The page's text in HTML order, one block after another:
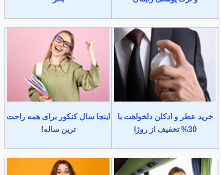
خرید عطر و ادکلن دلخواهت با
30% تخفیف از روژا
اینجا سال کنکور برای همه راحت
ترین ساله!